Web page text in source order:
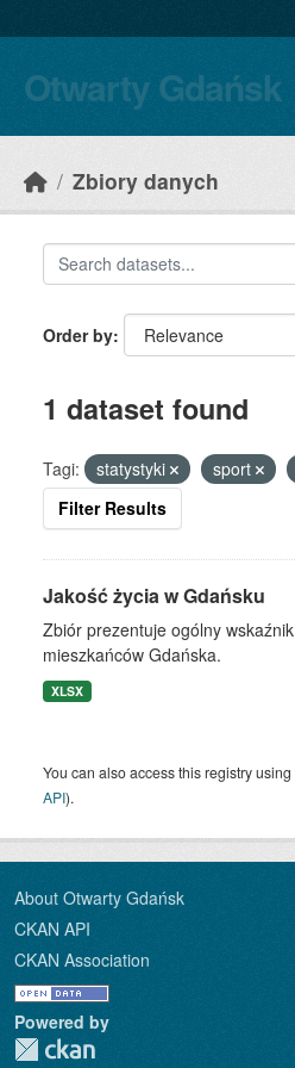
Otwarty Gdańsk
Zbiory danych
Order by
1 dataset found
Tagi: statystyki sport
Filter Results
Jakość życia w Gdańsku
Zbiór prezentuje ogólny
mieszkańców Gdańska.
XLSX
You can also access this registry using
API).
About Otwarty Gdańsk
CKAN API
CKAN Association
Powered by